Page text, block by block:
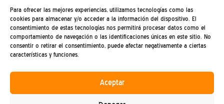
Para ofrecer las mejores experiencias, utilizamos tecnologías como las
cookies para almacenar y/o acceder a la información del dispositivo. El
consentimiento de estas tecnologías nos permitirá procesar datos como el
comportamiento de navegación o las identificaciones únicas en este sitio. No
consentir o retirar el consentimiento, puede afectar negativamente a ciertas
características y funciones.
Aceptar
(De lunes a viernes de 9h a 15h)
Política de privacidad